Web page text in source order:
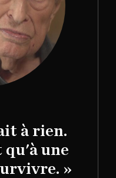
à rien.
qu'à une
»